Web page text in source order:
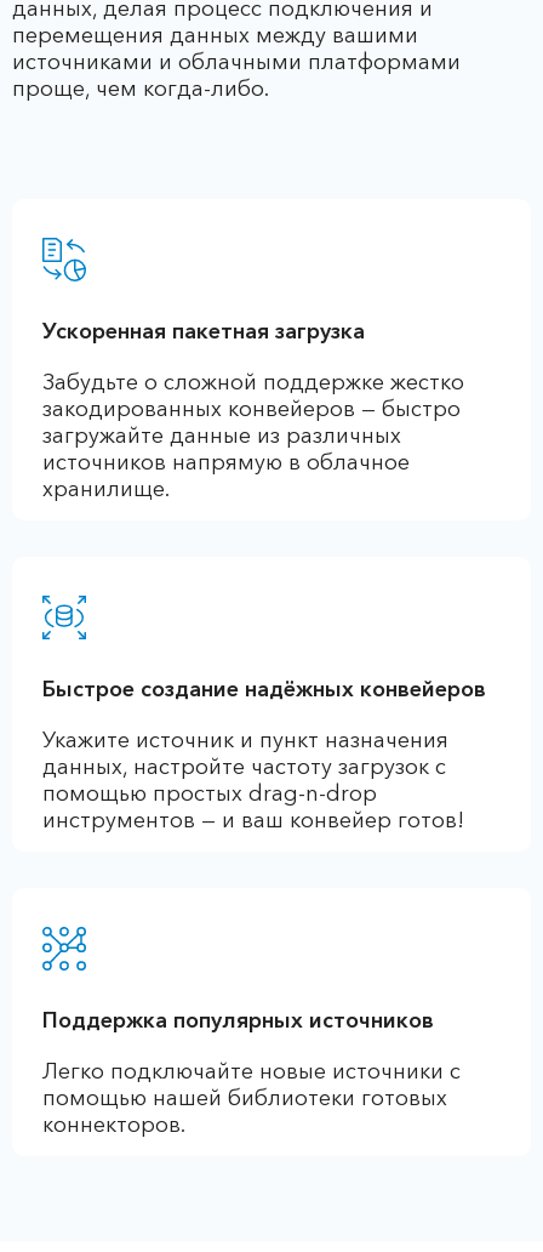
данных, делая процесс подключения и
перемещения данных между вашими
источниками и облачными платформами
проще, чем когда-либо.
Ускоренная пакетная загрузка
Забудьте о сложной поддержке жестко
закодированных конвейеров — быстро
загружайте данные из различных
источников напрямую в облачное
хранилище.
Быстрое создание надёжных конвейеров
Укажите источник и пункт назначения
данных, настройте частоту загрузок с
помощью простых drag-n-drop
инструментов — и ваш конвейер готов!
Поддержка популярных источников
Легко подключайте новые источники с
помощью нашей библиотеки готовых
коннекторов.